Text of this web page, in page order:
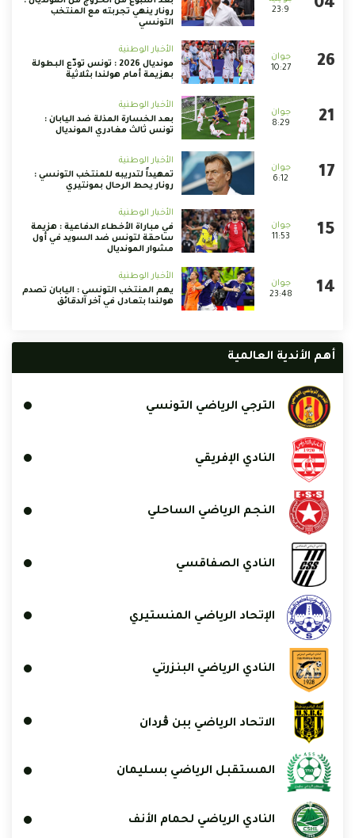
23:9
رونار ينهي تجربته مع المنتخب
التونسي
10:27
الأخبار الوطنية
مونديال 2026 : تونس تودّع البطولة
بهزيمة أمام هولندا بثلاثية
8:29
الأخبار الوطنية
بعد الخسارة المذلة ضد اليابان :
تونس ثالث مغادري المونديال
6:12
الأخبار الوطنية
تمهيداً لتدريبه للمنتخب التونسي :
رونار يحط الرحال بمونتيري
11:53
الأخبار الوطنية
في مباراة الأخطاء الدفاعية : هزيمة
ساحقة لتونس ضد السويد في أول
مشوار المونديال
23:48
الأخبار الوطنية
يهم المنتخب التونسي : اليابان تصدم
هولندا بتعادل في آخر الدقائق
أهم الأندية العالمية
الترجي الرياضي التونسي
النادي الإفريقي
النجم الرياضي الساحلي
النادي الصفاقسي
الإتحاد الرياضي المنستيري
النادي الرياضي البنزرتي
الاتحاد الرياضي ببن ڨردان
المستقبل الرياضي بسليمان
النادي الرياضي لحمام الأنف